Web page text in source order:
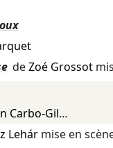
deZoé Grossot
Carbo-Gil…
Lehármise en